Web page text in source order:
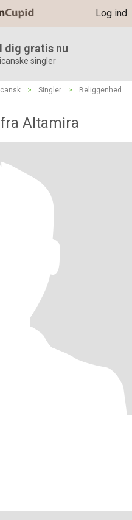
Log ind
dig gratis nu
singler
> Singler >
Beliggenhed
Altamira